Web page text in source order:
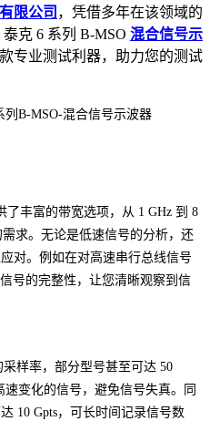
限公司 ，凭借多年在该领域的
克 6 系列 B-MSO 混合信号示
专业测试利器，助力您的测试
了丰富的带宽选项，从 1 GHz 到 8
求。无论是低速信号的分析，还
对。例如在对高速串行总线信号
号的完整性，让您清晰观察到信
样率，部分型号甚至可达 50
速变化的信号，避免信号失真。同
10 Gpts，可长时间记录信号数